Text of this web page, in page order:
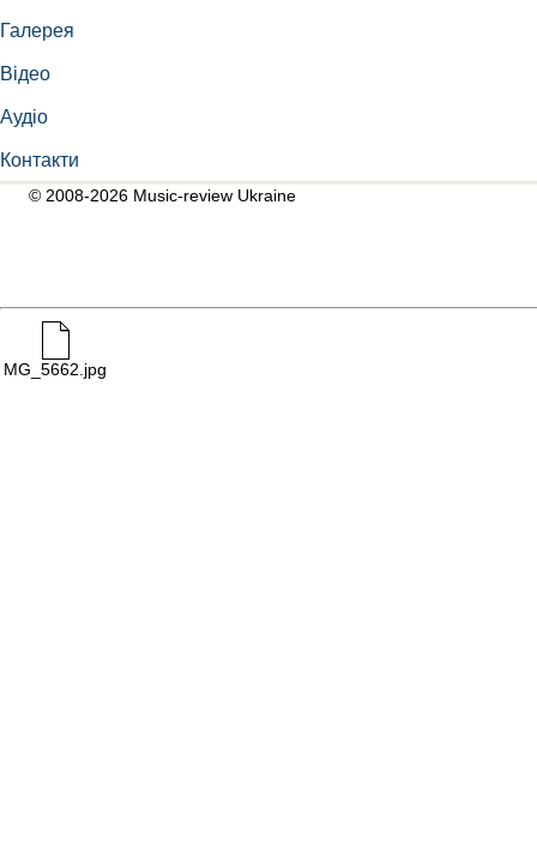
Галерея
Відео
Аудіо
Контакти
© 2008-2026 Music-review Ukraine
MG_5662.jpg